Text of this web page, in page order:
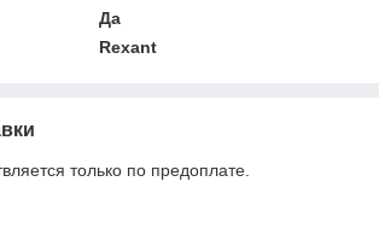
Да
Rexant
только по предоплате.